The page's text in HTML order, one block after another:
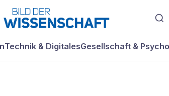
Technik & DigitalesGesellschaft &